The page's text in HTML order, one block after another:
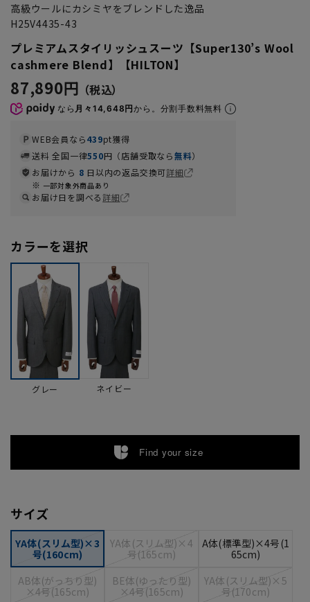
高級ウールにカシミヤをブレンドした逸品
H25V4435-43
プレミアムスタイリッシュスーツ【Super130’s Wool
cashmere Blend】【HILTON】
87,890円
なら 月々14,648円から。分割手数料無料
WEB会員なら439pt獲得
送料 全国一律550円（店舗受取なら無料）
お届けから 8 日以内の返品交換可詳細
一部対象外商品あり
お届け日を調べる詳細
カラーを選択
グレー ネイビー
Find your size
サイズ
YA体(スリム型)×3
号(160cm)
YA体(スリム型)×4
号(165cm)
A体(標準型)×4号(1
65cm)
AB体(がっちり型)
×4号(165cm)
BE体(ゆったり型)
×4号(165cm)
YA体(スリム型)×5
号(170cm)